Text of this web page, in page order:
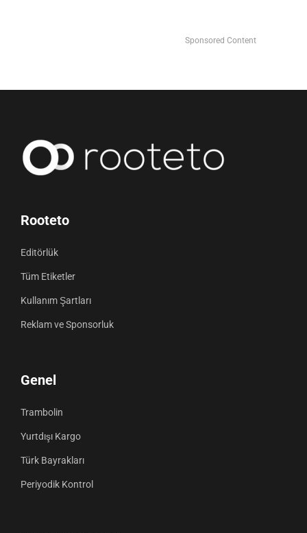
Sponsored Content
Rooteto
Editörlük
Tüm Etiketler
Kullanım Şartları
Reklam ve Sponsorluk
Genel
Trambolin
Yurtdışı Kargo
Türk Bayrakları
Periyodik Kontrol